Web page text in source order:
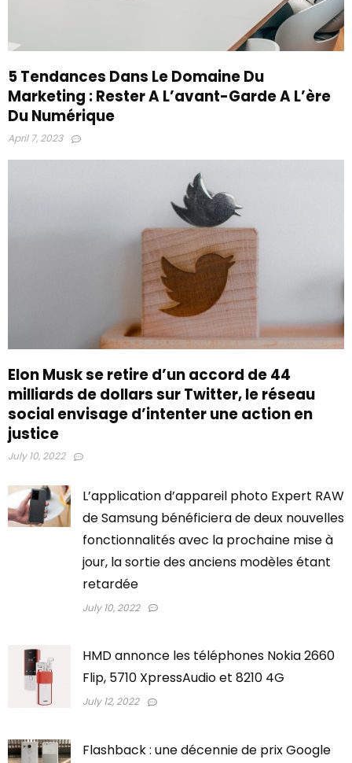
5 Tendances Dans Le Domaine Du
Marketing : Rester A L’avant-Garde A L’ère
Du Numérique
April 7, 2023
Elon Musk se retire d’un accord de 44
milliards de dollars sur Twitter, le réseau
social envisage d’intenter une action en
justice
July 10, 2022
L’application d’appareil photo Expert RAW
de Samsung bénéficiera de deux nouvelles
fonctionnalités avec la prochaine mise à
jour, la sortie des anciens modèles étant
retardée
July 10, 2022
HMD annonce les téléphones Nokia 2660
Flip, 5710 XpressAudio et 8210 4G
July 12, 2022
Flashback : une décennie de prix Google